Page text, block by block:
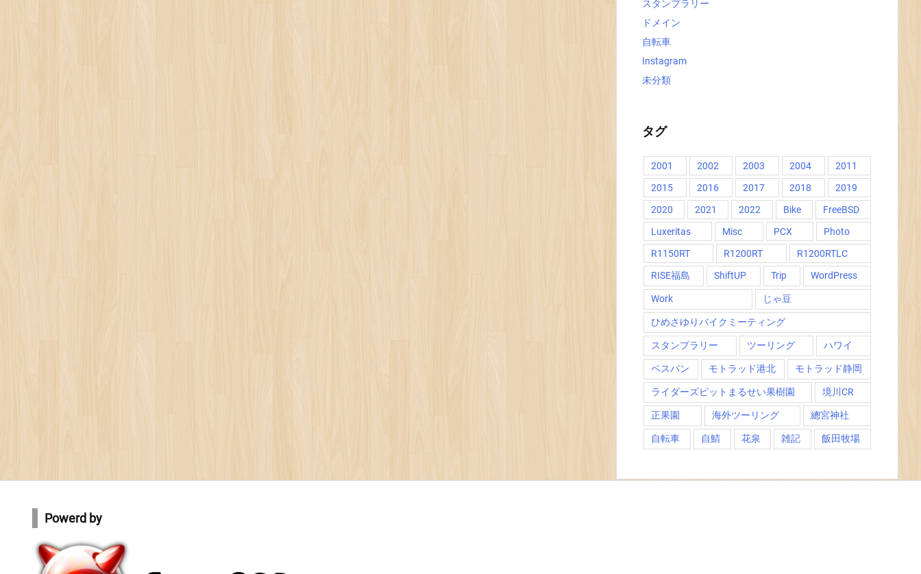
スタンプラリー
ドメイン
自転車
Instagram
未分類
タグ
2001 2002 2003 2004
2011
2015
2016 2017 2018
2019
2020
2021 2022 Bike
FreeBSD
Luxeritas
Misc PCX
Photo
R1150RT
R1200RT
R1200RTLC
RISE福島
ShiftUP Trip WordPress
Work じゃ豆
ひめさゆりバイクミーティング
スタンプラリー ツーリング ハワイ
ベスパン モトラッド港北 モトラッド静岡
ライダーズピットまるせい果樹園 境川CR
正果園 海外ツーリング 總宮神社
自転車 自鯖 花泉 雑記 飯田牧場
Powerd by